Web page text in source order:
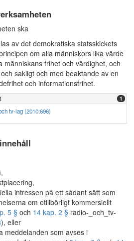
ska
av det demokratiska statsskickets
om alla människors lika värde
människans frihet och värdighet, och
sakligt och med beaktande av en
och informationsfrihet.
1
tv-lag (2010:696)
intressen på ett sådant sätt som
om otillbörligt kommersiellt
5 § och 14 kap. 2 § radio-_och_tv-
), eller
meddelanden som avses i